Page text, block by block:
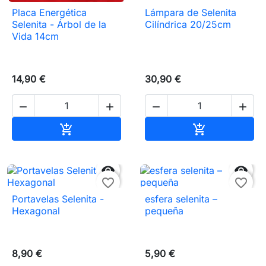
Placa Energética
Selenita - Árbol de la
Vida 14cm
14,90 €
 

Lámpara de Selenita
Cilíndrica 20/25cm
30,90 €
 


favorite_border
Portavelas Selenita -
Hexagonal
8,90 €

favorite_border
esfera selenita –
pequeña
5,90 €